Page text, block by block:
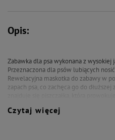
Opis:
Zabawka dla psa wykonana z wysokiej
Przeznaczona dla psów lubiących
Rewelacyjna maskotka do zabawy w
zapach psa, co zachęca go do
Piszczałka jest wymienna.
Czytaj więcej